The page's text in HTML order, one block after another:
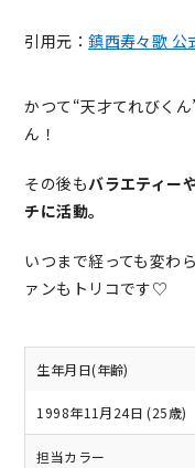
引用元：鎮西寿々歌
かつて“天才てれびく
ん！
その後もバラエティー
チに活動。
いつまで経っても変わ
ァンもトリコです♡
生年月日(年齢)
1998年11月24日 (25歳)
担当カラー